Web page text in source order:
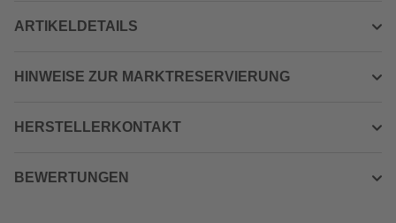
ARTIKELDETAILS
HINWEISE ZUR MARKTRESERVIERUNG
HERSTELLERKONTAKT
BEWERTUNGEN